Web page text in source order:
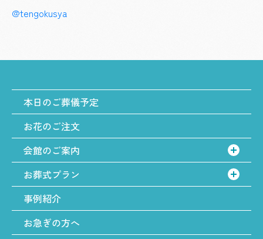
@tengokusya
本日のご葬儀予定
お花のご注文
会館のご案内
お葬式プラン
事例紹介
お急ぎの方へ